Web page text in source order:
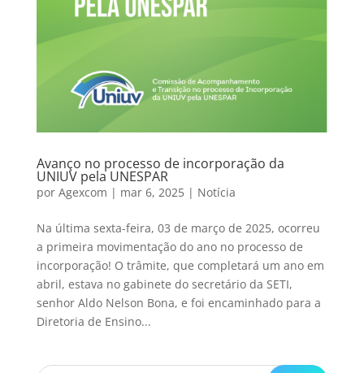
Avanço no processo de incorporação da
UNIUV pela UNESPAR
por Agexcom | mar 6, 2025| Notícia
Na última sexta-feira, 03 de março de 2025, ocorreu
a primeira movimentação do ano no processo de
incorporação! O trâmite, que completará um ano em
abril, estava no gabinete do secretário da SETI,
senhor Aldo Nelson Bona, e foi encaminhado para a
Diretoria de Ensino...